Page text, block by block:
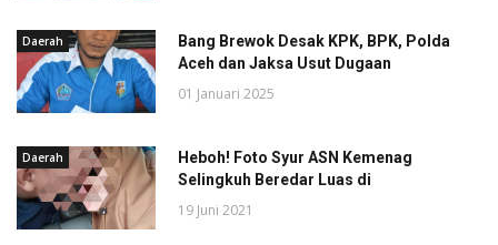
Daerah
Bang Brewok Desak KPK, BPK, Polda
Aceh dan Jaksa Usut Dugaan
01 Januari 2025
Daerah
Heboh! Foto Syur ASN Kemenag
Selingkuh Beredar Luas di
19 Juni 2021